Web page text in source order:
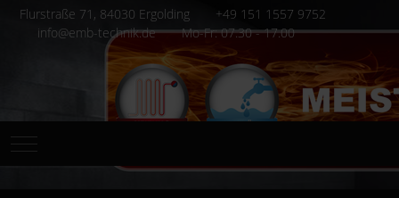
Flurstraße 71, 84030 Ergolding
+49 151 1557 9752
info@emb-technik.de
Mo-Fr: 07.30 - 17.00
Mobile Menu Toggle